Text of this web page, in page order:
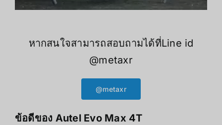
หากสนใจสามารถสอบถามได้ที่Line id
@metaxr
@metaxr
ข้อดีของ Autel Evo Max 4T